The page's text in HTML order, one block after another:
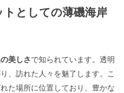
としての薄磯海岸
美しさで知られています。透明
、訪れた人々を魅了します。こ
た場所に位置しており、豊かな